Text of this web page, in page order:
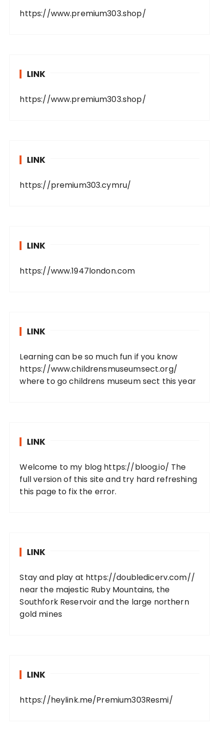
https://www.premium303.shop/
LINK
https://www.premium303.shop/
LINK
https://premium303.cymru/
LINK
https://www.1947london.com
LINK
Learning can be so much fun if you know
https://www.childrensmuseumsect.org/
where to go childrens museum sect this year
LINK
Welcome to my blog https://bloog.io/ The
full version of this site and try hard refreshing
this page to fix the error.
LINK
Stay and play at https://doubledicerv.com//
near the majestic Ruby Mountains, the
Southfork Reservoir and the large northern
gold mines
LINK
https://heylink.me/Premium303Resmi/